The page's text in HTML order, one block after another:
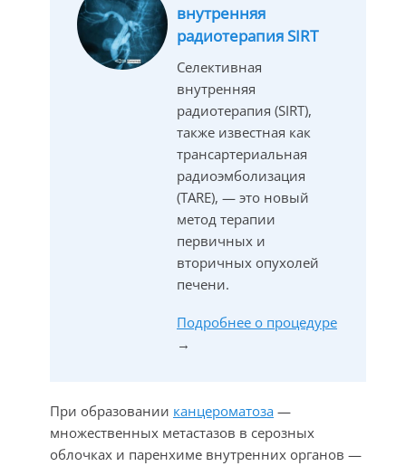
внутренняя
радиотерапия SIRT
Селективная
внутренняя
радиотерапия (SIRT),
также известная как
трансартериальная
радиоэмболизация
(TARE), — это новый
метод терапии
первичных и
вторичных опухолей
печени.
Подробнее о процедуре
→
При образовании канцероматоза —
множественных метастазов в серозных
облочках и паренхиме внутренних органов —